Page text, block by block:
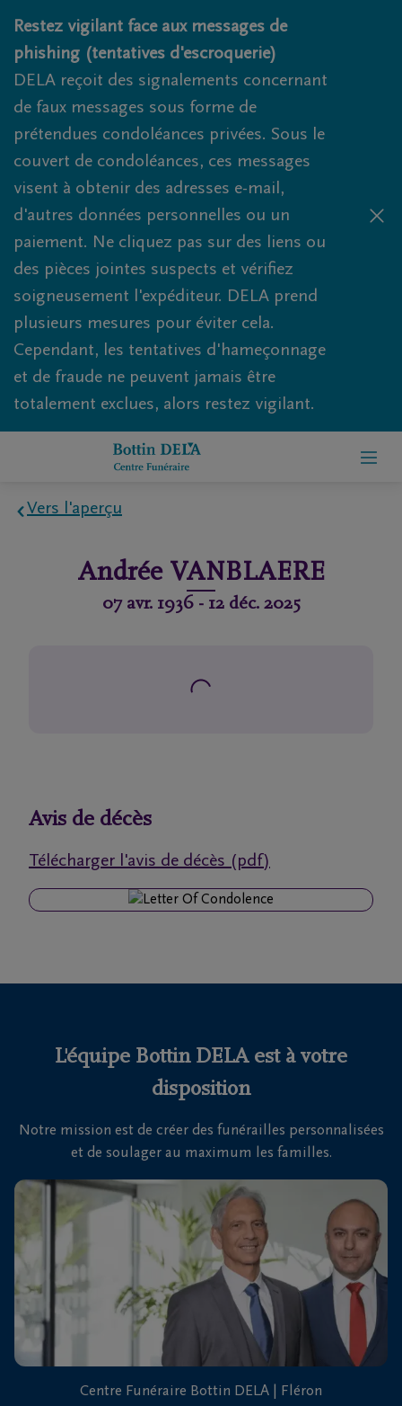
Obituaries.breadcrumbs.SkipLink
Restez vigilant face aux messages de
phishing (tentatives d'escroquerie)
DELA reçoit des signalements concernant
de faux messages sous forme de
prétendues condoléances privées. Sous le
couvert de condoléances, ces messages
visent à obtenir des adresses e-mail,
d'autres données personnelles ou un
paiement. Ne cliquez pas sur des liens ou
des pièces jointes suspects et vérifiez
soigneusement l'expéditeur. DELA prend
plusieurs mesures pour éviter cela.
Cependant, les tentatives d'hameçonnage
et de fraude ne peuvent jamais être
totalement exclues, alors restez vigilant.
funérailles
Avis
de
décès
centres
Questions
sommes
vous
+32
227
10
Fléron
Vers l'aperçu
Andrée VANBLAERE
07 avr. 1936- 12 déc. 2025
Avis de décès
Télécharger l'avis de décès (pdf)
L'équipe Bottin DELA est à votre
disposition
Notre mission est de créer des funérailles personnalisées
et de soulager au maximum les familles.
Centre Funéraire Bottin DELA | Fléron